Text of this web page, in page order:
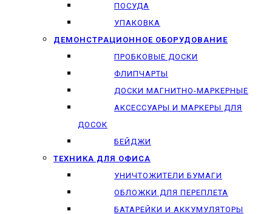
ПОСУДА
УПАКОВКА
ДЕМОНСТРАЦИОННОЕ ОБОРУДОВАНИЕ
ПРОБКОВЫЕ ДОСКИ
ФЛИПЧАРТЫ
ДОСКИ МАГНИТНО-МАРКЕРНЫЕ
АКСЕССУАРЫ И МАРКЕРЫ ДЛЯ
ДОСОК
БЕЙДЖИ
ТЕХНИКА ДЛЯ ОФИСА
УНИЧТОЖИТЕЛИ БУМАГИ
ОБЛОЖКИ ДЛЯ ПЕРЕПЛЕТА
БАТАРЕЙКИ И АККУМУЛЯТОРЫ